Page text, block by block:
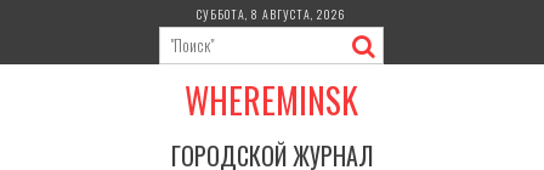
содержимому
СУББОТА, 8 АВГУСТА, 2026
WHEREMINSK
ГОРОДСКОЙ ЖУРНАЛ